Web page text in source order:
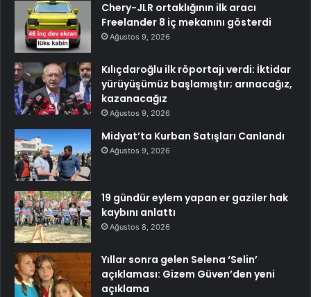
Chery-JLR ortaklığının ilk aracı
Freelander 8 iç mekanını gösterdi
Ağustos 9, 2026
Kılıçdaroğlu ilk röportajı verdi: İktidar
yürüyüşümüz başlamıştır; arınacağız,
kazanacağız
Ağustos 9, 2026
Midyat’ta Kurban Satışları Canlandı
Ağustos 9, 2026
19 gündür eylem yapan er gaziler hak
kaybını anlattı
Ağustos 8, 2026
Yıllar sonra gelen Selena ‘Selin’
açıklaması: Gizem Güven’den yeni
açıklama